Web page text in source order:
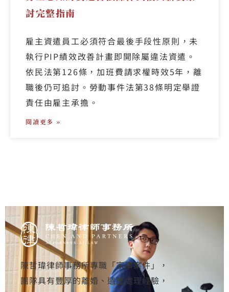
討完整指南
雇主資遣員工必須符合最後手段性原則，未
執行PIP績效改善計畫即開除屬違法資遣。
依民法第126條，加班費請求權時效5年，離
職後仍可追討。勞動事件法第38條明定舉證
責任由雇主承擔。
閱讀更多 »
陳哲瑋律師事務所專職「家事案件」，
團隊具有豐厚的離婚、遺產處理經驗，